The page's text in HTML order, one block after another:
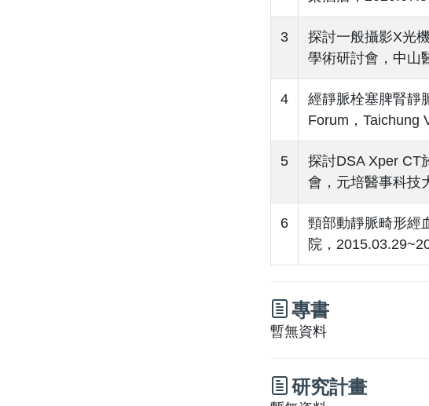
3
探討一般攝影X光
學術研討會，中山
4
經靜脈栓塞脾腎靜
Forum，Taichung
5
探討DSA Xper CT
會，元培醫事科技
6
頸部動靜脈畸形經
院，
專書
暫無資料
研究計畫